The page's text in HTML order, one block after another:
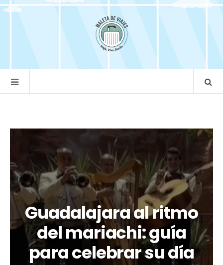
Guadalajara al ritmo
del mariachi: guía
para celebrar su día